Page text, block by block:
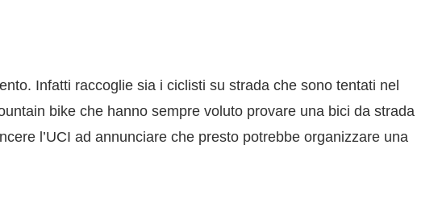
Infatti raccoglie sia i ciclisti su strada che sono tentati nel
bike che hanno sempre voluto provare una bici da strada
l’UCI ad annunciare che presto potrebbe organizzare una